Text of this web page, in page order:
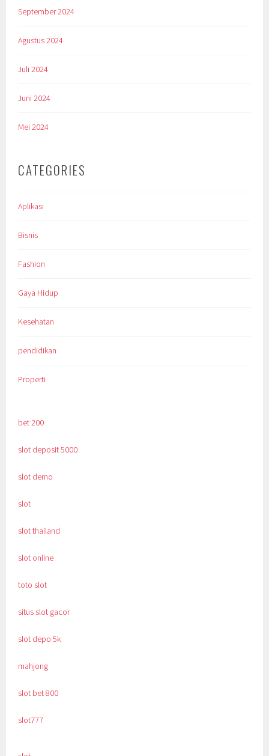
September 2024
Agustus 2024
Juli 2024
Juni 2024
Mei 2024
CATEGORIES
Aplikasi
Bisnis
Fashion
Gaya Hidup
Kesehatan
pendidikan
Properti
bet 200
slot deposit 5000
slot demo
slot
slot thailand
slot online
toto slot
situs slot gacor
slot depo 5k
mahjong
slot bet 800
slot777